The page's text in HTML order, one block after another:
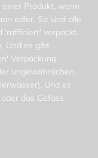
Produkt, wenn
edler. So sind alle
'raffiniert' verpackt.
Und es gibt
Verpackung
ungewöhnlichen
Und es
das Gefäss